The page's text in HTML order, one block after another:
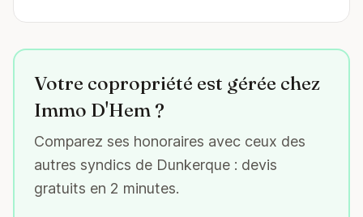
Votre copropriété est gérée chez
Immo D'Hem ?
Comparez ses honoraires avec ceux des
autres syndics de Dunkerque : devis
gratuits en 2 minutes.